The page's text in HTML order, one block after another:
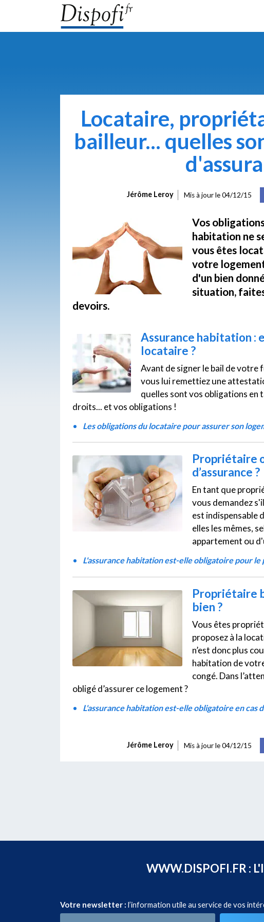
Locataire,
bailleur... quelles
Jérôme Leroy Mis à jour le04/12/15
Vos
habitation ne
vous êtes
votre
d'un bien
situation,
devoirs.
Assurance habitation
locataire ?
Avant de signer le bail de
vous lui remettiez une
quelles sont vos obligations en
droits... et vos obligations !
Les obligations du locataire pour assurer son
Propriétaire
d’assurance ?
En tant que
vous demandez
est indispensable
elles les mêmes,
appartement ou
L'assurance habitation est-elle obligatoire pour
Propriétaire
bien ?
Vous êtes
proposez à la
n’est donc plus
habitation de
congé. Dans
obligé d’assurer ce logement ?
L'assurance habitation est-elle obligatoire en cas
Jérôme Leroy Mis à jour le04/12/15
WWW.DISPOFI.FR :
Votre newsletter : l’information utile au service de vos